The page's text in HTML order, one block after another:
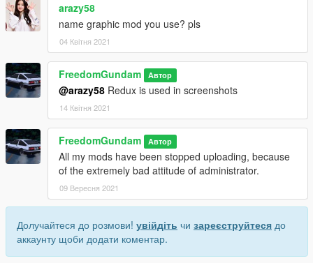
arazy58
name graphic mod you use? pls
04 Квітня 2021
FreedomGundam Автор
@arazy58 Redux is used in screenshots
14 Квітня 2021
FreedomGundam Автор
All my mods have been stopped uploading, because
of the extremely bad attitude of administrator.
09 Вересня 2021
Долучайтеся до розмови! увійдіть чи зареєструйтеся до
аккаунту щоби додати коментар.